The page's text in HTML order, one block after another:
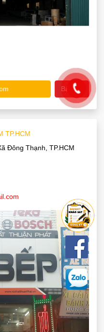
Bản đồ
TP.HCM
Đông Thạnh, TP.HCM